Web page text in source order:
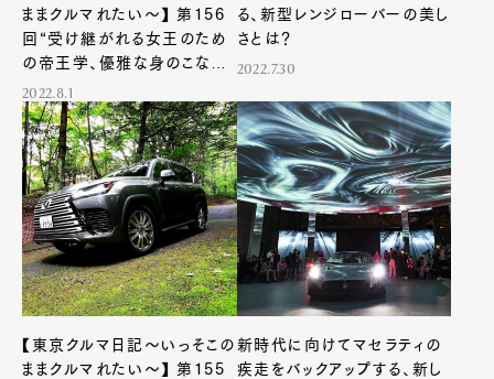
ままクルマれたい〜】 第156
回“受け継がれる女王のため
の帝王学、優雅な身のこなし
で「ため息つかせて」”
2022.8.1
る、新型レンジローバーの美し
さとは？
2022.7.30
【東京クルマ日記〜いっそこの
ままクルマれたい〜】 第155
新時代に向けてマセラティの
疾走をバックアップする、新し